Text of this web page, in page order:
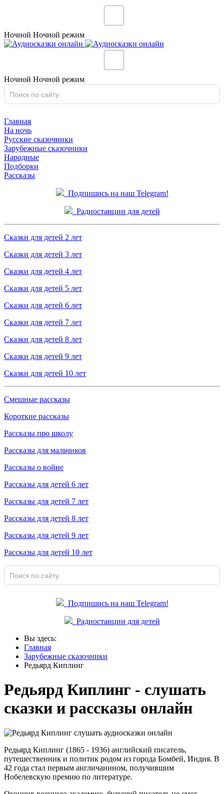
Ночной Ночной режим
Ночной Ночной режим
Главная
На ночь
Русские сказочники
Зарубежные сказочники
Народные
Подборки
Рассказы
Подпишись на наш Telegram!
Радиостанции для детей
Сказки для детей 2 лет
Сказки для детей 3 лет
Сказки для детей 4 лет
Сказки для детей 5 лет
Сказки для детей 6 лет
Сказки для детей 7 лет
Сказки для детей 8 лет
Сказки для детей 9 лет
Сказки для детей 10 лет
Смешные рассказы
Короткие рассказы
Рассказы про школу
Рассказы для мальчиков
Рассказы о войне
Рассказы для детей 6 лет
Рассказы для детей 7 лет
Рассказы для детей 8 лет
Рассказы для детей 9 лет
Рассказы для детей 10 лет
Подпишись на наш Telegram!
Радиостанции для детей
Вы здесь:
Главная
Зарубежные сказочники
Редьярд Киплинг
Редьярд Киплинг - слушать
сказки и рассказы онлайн
Редьярд Киплинг (1865 - 1936) английский писатель,
путешественник и политик родом из города Бомбей, Индия. В
42 года стал первым англичанином, получившим
Нобелевскую премию по литературе.